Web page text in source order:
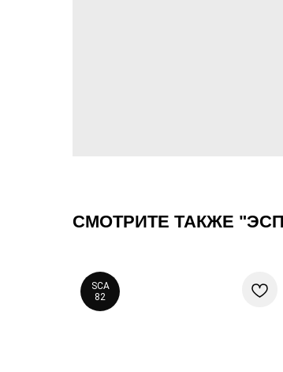
СМОТРИТЕ ТАКЖЕ
SCA
82